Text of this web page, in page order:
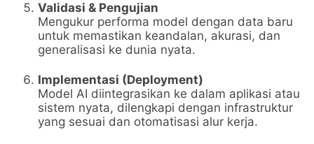
Validasi & Pengujian
Mengukur performa model dengan data baru
untuk memastikan keandalan, akurasi, dan
generalisasi ke dunia nyata.
Implementasi (Deployment)
Model AI diintegrasikan ke dalam aplikasi atau
sistem nyata, dilengkapi dengan infrastruktur
yang sesuai dan otomatisasi alur kerja.